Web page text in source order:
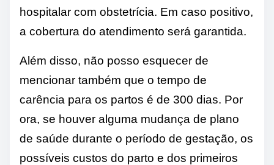
hospitalar com obstetrícia. Em caso positivo,
a cobertura do atendimento será garantida.
Além disso, não posso esquecer de
mencionar também que o tempo de
carência para os partos é de 300 dias. Por
ora, se houver alguma mudança de plano
de saúde durante o período de gestação, os
possíveis custos do parto e dos primeiros